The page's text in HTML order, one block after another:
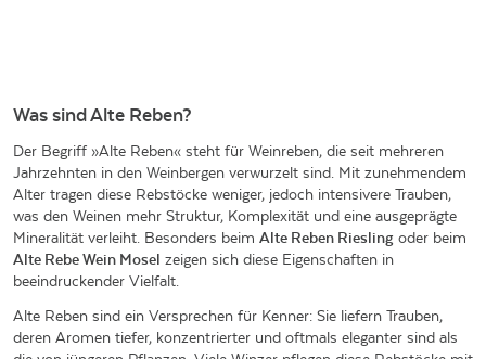
Was sind Alte Reben?
Der Begriff »Alte Reben« steht für Weinreben, die seit mehreren
Jahrzehnten in den Weinbergen verwurzelt sind. Mit zunehmendem
Alter tragen diese Rebstöcke weniger, jedoch intensivere Trauben,
was den Weinen mehr Struktur, Komplexität und eine ausgeprägte
Mineralität verleiht. Besonders beim Alte Reben Riesling oder beim
Alte Rebe Wein Mosel zeigen sich diese Eigenschaften in
beeindruckender Vielfalt.
Alte Reben sind ein Versprechen für Kenner: Sie liefern Trauben,
deren Aromen tiefer, konzentrierter und oftmals eleganter sind als